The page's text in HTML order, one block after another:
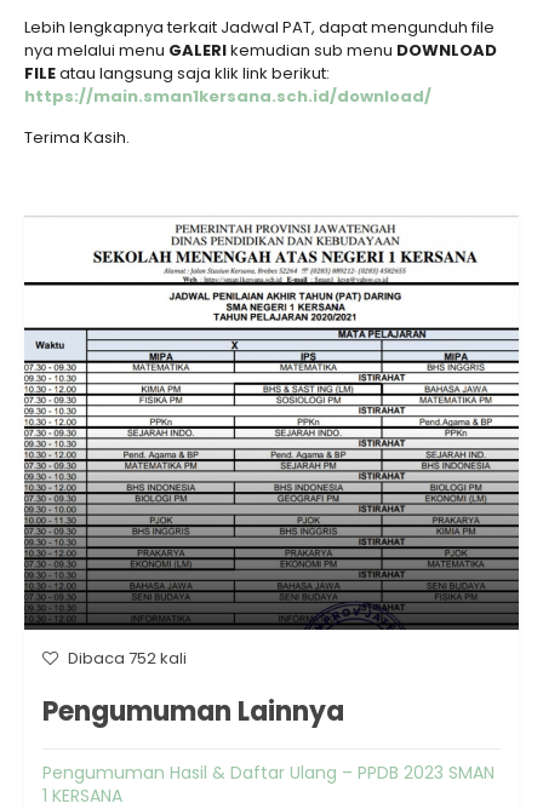
Lebih lengkapnya terkait Jadwal PAT, dapat mengunduh file
nya melalui menu GALERIkemudian sub menu DOWNLOAD
FILEatau langsung saja klik link berikut:
https://main.sman1kersana.sch.id/download/
Terima Kasih.
Dibaca 752 kali
Pengumuman Lainnya
Pengumuman Hasil & Daftar Ulang – PPDB 2023 SMAN
1 KERSANA